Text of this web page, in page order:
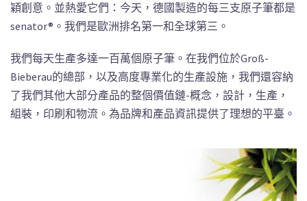
穎創意。並熱愛它們：今天，德國製造的每三支原子筆都是
senator®。我們是歐洲排名第一和全球第三。
我們每天生產多達一百萬個原子筆。在我們位於Groß-
Bieberau的總部，以及高度專業化的生產設施，我們還容納
了我們其他大部分產品的整個價值鏈-概念，設計，生產，
組裝，印刷和物流。為品牌和產品資訊提供了理想的平臺。